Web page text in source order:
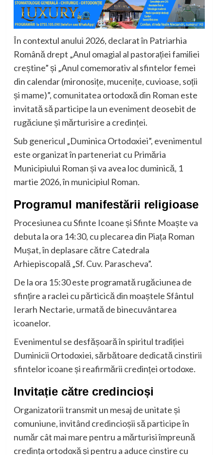
În contextul anului 2026, declarat în Patriarhia
Română drept „Anul omagial al pastorației familiei
creștine” și „Anul comemorativ al sfintelor femei
din calendar (mironosițe, mucenițe, cuvioase, soții
și mame)”, comunitatea ortodoxă din Roman este
invitată să participe la un eveniment deosebit de
rugăciune și mărturisire a credinței.
Sub genericul „Duminica Ortodoxiei”, evenimentul
este organizat în parteneriat cu Primăria
Municipiului Romanși va avea loc duminică, 1
martie 2026, în municipiul Roman.
Programul manifestării religioase
Procesiunea cu Sfinte Icoane și Sfinte Moaște va
debuta la ora 14:30, cu plecarea din Piața Roman
Mușat, în deplasare către Catedrala
Arhiepiscopală „Sf. Cuv. Parascheva”.
De la ora 15:30 este programată rugăciunea de
sfințire a raclei cu părticică din moașteleSfântul
Ierarh Nectarie, urmată de binecuvântarea
icoanelor.
Evenimentul se desfășoară în spiritul tradiției
Duminicii Ortodoxiei, sărbătoare dedicată cinstirii
sfintelor icoane și reafirmării credinței ortodoxe.
Invitație către credincioși
Organizatorii transmit un mesaj de unitate și
comuniune, invitând credincioșii să participe în
număr cât mai mare pentru a mărturisi împreună
credința ortodoxă și pentru a aduce cinstire cu